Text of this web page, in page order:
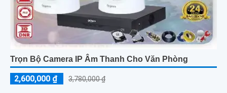
Trọn Bộ Camera IP Âm Thanh Cho Văn Phòng
2,600,000 ₫ 3,780,000 ₫